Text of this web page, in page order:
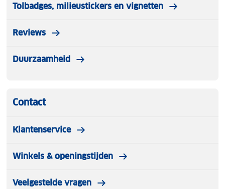
Tolbadges, milieustickers en vignetten
Reviews
Duurzaamheid
Contact
Klantenservice
Winkels & openingstijden
Veelgestelde vragen